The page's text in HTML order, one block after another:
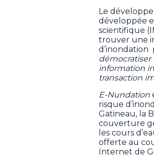
Le
développée
scientifique
trouver une
d’inondation
démocratiser
information
transaction
E-Nundation
risque
Gatineau, la
couverture
les cours
offerte au
Internet de